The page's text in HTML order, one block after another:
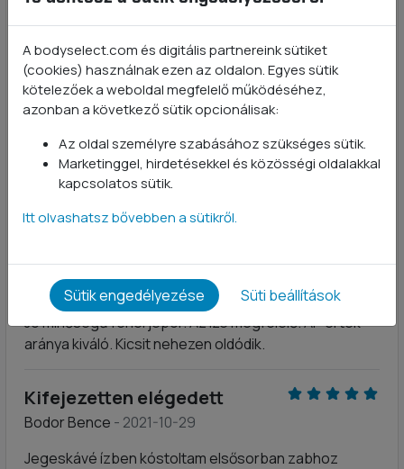
zacskóban.
A kávé ízt nem ajánlom :(
Marci- 2022-02-10
Szerencse hogy csak 2*30g-os kávésat rendeltem.
Sajnos borzasztóan gagyi instant kávé íze van és
nem is édes. Alig bírtam meginni. Azt hittem ez olyan
lesz mint a többi termék mert azok prémium
minőségűek de ilyet soha többet nem rendelek.
Elégedett vásárló
Vásárló- 2022-01-13
Jó minőségű fehérjepor. Az íze megfelelő. Ár-érték
aránya kiváló. Kicsit nehezen oldódik.
Kifejezetten elégedett
Bodor Bence - 2021-10-29
Jegeskávé ízben kóstoltam elsősorban zabhoz
A bodyselect.com és digitális partnereink sütiket
(cookies) használnak ezen az oldalon. Egyes sütik
kötelezőek a weboldal megfelelő működéséhez,
azonban a következő sütik opcionálisak:
Az oldal személyre szabásához szükséges sütik.
Marketinggel, hirdetésekkel és közösségi oldalakkal
kapcsolatos sütik.
Itt olvashatsz bővebben a sütikről.
Sütik engedélyezése Süti beállítások